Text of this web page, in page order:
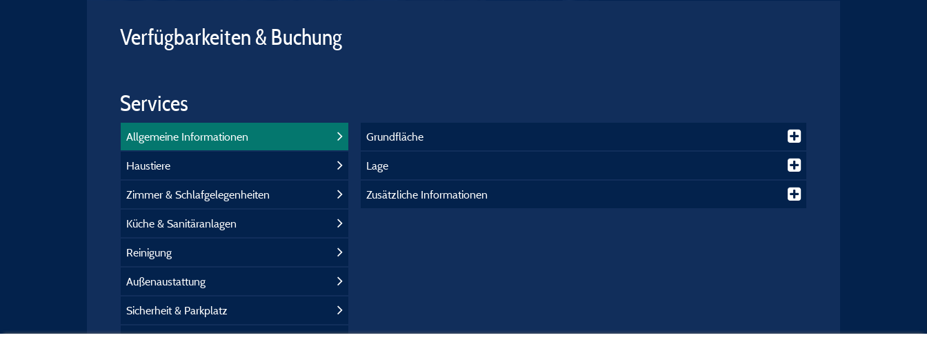
Verfügbarkeiten & Buchung
Services
Allgemeine Informationen
Haustiere
Zimmer & Schlafgelegenheiten
Küche & Sanitäranlagen
Reinigung
Außenaustattung
Sicherheit & Parkplatz
Grundfläche
Lage
Zusätzliche Informationen